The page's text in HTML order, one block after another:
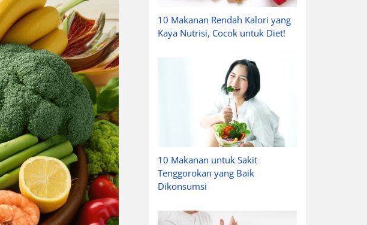
10 Makanan Rendah Kalori yang
Kaya Nutrisi, Cocok untuk Diet!
10 Makanan untuk Sakit
Tenggorokan yang Baik
Dikonsumsi